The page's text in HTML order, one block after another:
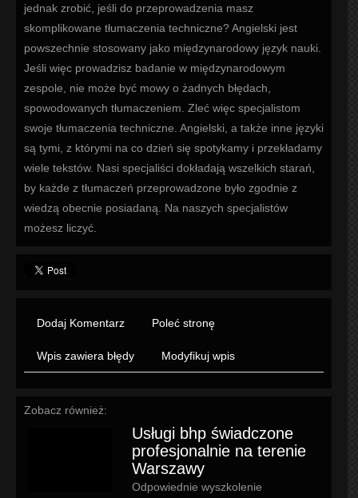
jednak zrobić, jeśli do przeprowadzenia masz
skomplikowane tłumaczenia techniczne? Angielski jest
powszechnie stosowany jako międzynarodowy język nauki.
Jeśli więc prowadzisz badanie w międzynarodowym
zespole, nie może być mowy o żadnych błędach,
spowodowanych tłumaczeniem. Zleć więc specjalistom
swoje tłumaczenia techniczne. Angielski, a także inne języki
są tymi, z którymi na co dzień się spotykamy i przekładamy
wiele tekstów. Nasi specjaliści dokładają wszelkich starań,
by każde z tłumaczeń przeprowadzone było zgodnie z
wiedzą obecnie posiadaną. Na naszych specjalistów
możesz liczyć.
Dodaj Komentarz Poleć stronę
Wpis zawiera błędy Modyfikuj wpis
Zobacz również:
Usługi bhp świadczone
profesjonalnie na terenie
Warszawy
Odpowiednie wyszkolenie